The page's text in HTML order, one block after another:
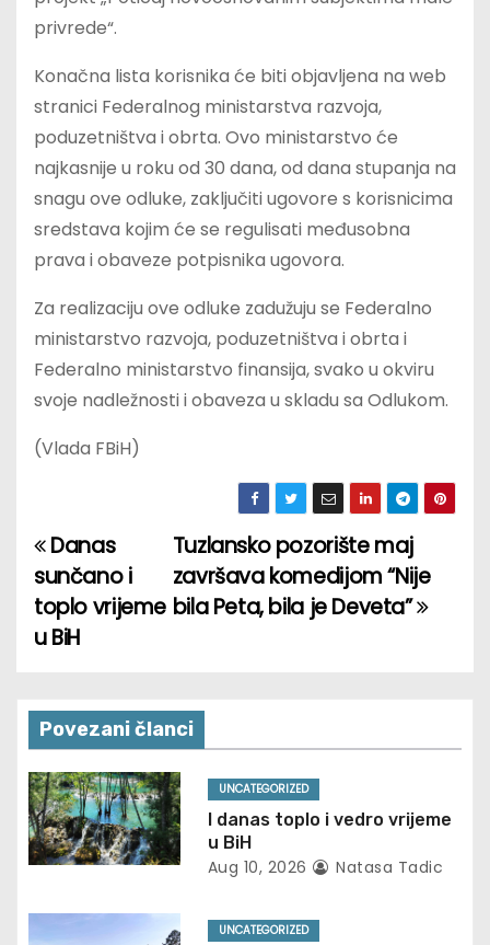
privrede“.
Konačna lista korisnika će biti objavljena na web
stranici Federalnog ministarstva razvoja,
poduzetništva i obrta. Ovo ministarstvo će
najkasnije u roku od 30 dana, od dana stupanja na
snagu ove odluke, zaključiti ugovore s korisnicima
sredstava kojim će se regulisati međusobna
prava i obaveze potpisnika ugovora.
Za realizaciju ove odluke zadužuju se Federalno
ministarstvo razvoja, poduzetništva i obrta i
Federalno ministarstvo finansija, svako u okviru
svoje nadležnosti i obaveza u skladu sa Odlukom.
(Vlada FBiH)
P
o
s
n
a
v
i
g
Tuzlansko pozorište maj
završava komedijom “Nije
bila Peta, bila je Deveta”
Danas
sunčano i
toplo vrijeme
u BiH
Povezani članci
UNCATEGORIZED
I danas toplo i vedro vrijeme
u BiH
Aug 10, 2026 Natasa Tadic
UNCATEGORIZED